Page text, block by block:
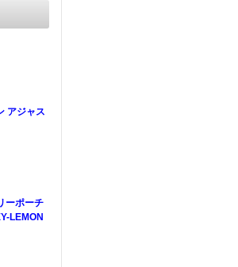
アジャス
ーポーチ
LEMON